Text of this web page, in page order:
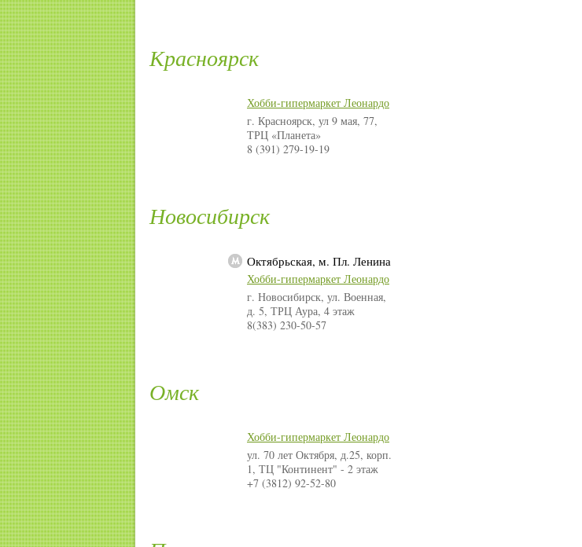
Красноярск
Хобби-гипермаркет Леонардо
г. Красноярск, ул 9 мая, 77,
ТРЦ «Планета»
8 (391) 279-19-19
Новосибирск
Октябрьская, м. Пл. Ленина
Хобби-гипермаркет Леонардо
г. Новосибирск, ул. Военная,
д. 5, ТРЦ Аура, 4 этаж
8(383) 230-50-57
Омск
Хобби-гипермаркет Леонардо
ул. 70 лет Октября, д.25, корп.
1, ТЦ "Континент" - 2 этаж
+7 (3812) 92-52-80